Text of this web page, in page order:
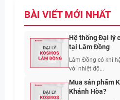
BÀI VIẾT MỚI NHẤT
Hệ thống Đại lý
tại Lâm Đồng
Lâm Đồng có khí
với nhiệt độ...
Mua sản phẩm
Khánh Hòa?